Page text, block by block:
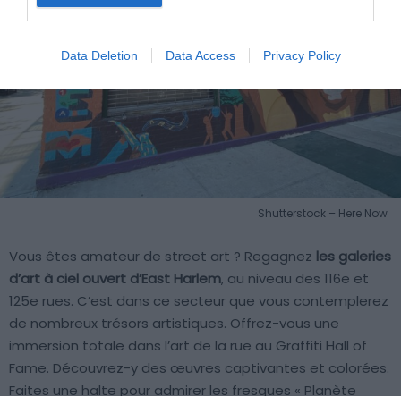
Data Deletion Data Access Privacy Policy
Shutterstock – Here Now
Vous êtes amateur de street art ? Regagnez les galeries
d’art à ciel ouvert d’East Harlem, au niveau des 116e et
125e rues. C’est dans ce secteur que vous contemplerez
de nombreux trésors artistiques. Offrez-vous une
immersion totale dans l’art de la rue au Graffiti Hall of
Fame. Découvrez-y des œuvres captivantes et colorées.
Faites une halte pour admirer les fresques « Planète